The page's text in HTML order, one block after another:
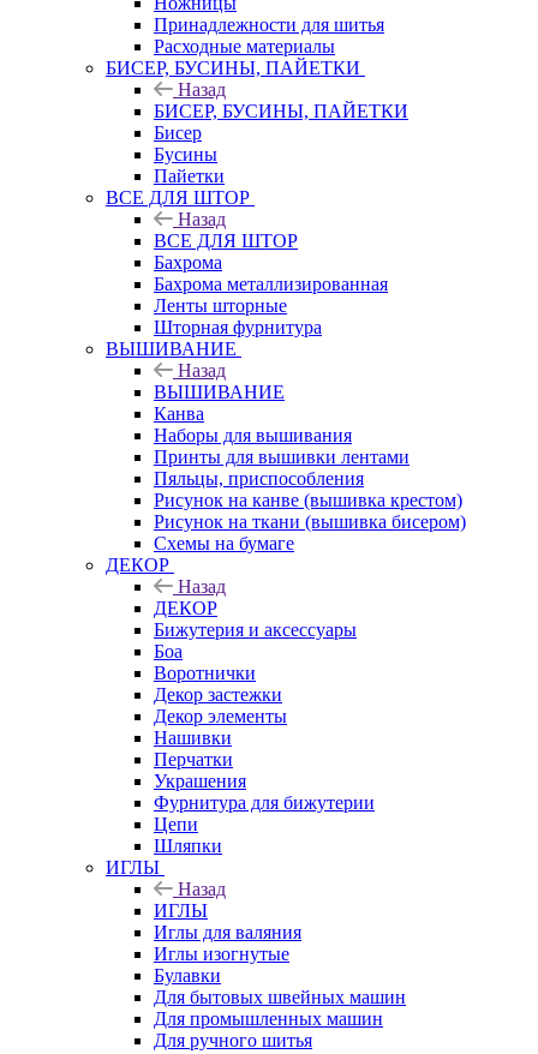
Принадлежности для шитья
Расходные материалы
БИСЕР, БУСИНЫ, ПАЙЕТКИ
Назад
БИСЕР, БУСИНЫ, ПАЙЕТКИ
Бисер
Бусины
Пайетки
ВСЕ ДЛЯ ШТОР
Назад
ВСЕ ДЛЯ ШТОР
Бахрома
Бахрома металлизированная
Ленты шторные
Шторная фурнитура
ВЫШИВАНИЕ
Назад
ВЫШИВАНИЕ
Канва
Наборы для вышивания
Принты для вышивки лентами
Пяльцы, приспособления
Рисунок на канве (вышивка крестом)
Рисунок на ткани (вышивка бисером)
Схемы на бумаге
ДЕКОР
Назад
ДЕКОР
Бижутерия и аксессуары
Боа
Воротнички
Декор застежки
Декор элементы
Нашивки
Перчатки
Украшения
Фурнитура для бижутерии
Цепи
Шляпки
ИГЛЫ
Назад
ИГЛЫ
Иглы для валяния
Иглы изогнутые
Булавки
Для бытовых швейных машин
Для промышленных машин
Для ручного шитья